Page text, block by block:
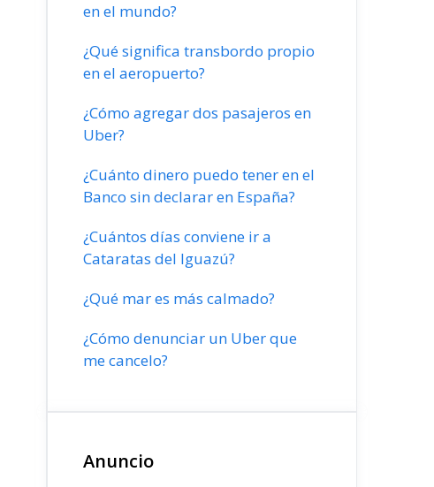
en el mundo?
¿Qué significa transbordo propio
en el aeropuerto?
¿Cómo agregar dos pasajeros en
Uber?
¿Cuánto dinero puedo tener en el
Banco sin declarar en España?
¿Cuántos días conviene ir a
Cataratas del Iguazú?
¿Qué mar es más calmado?
¿Cómo denunciar un Uber que
me cancelo?
Anuncio